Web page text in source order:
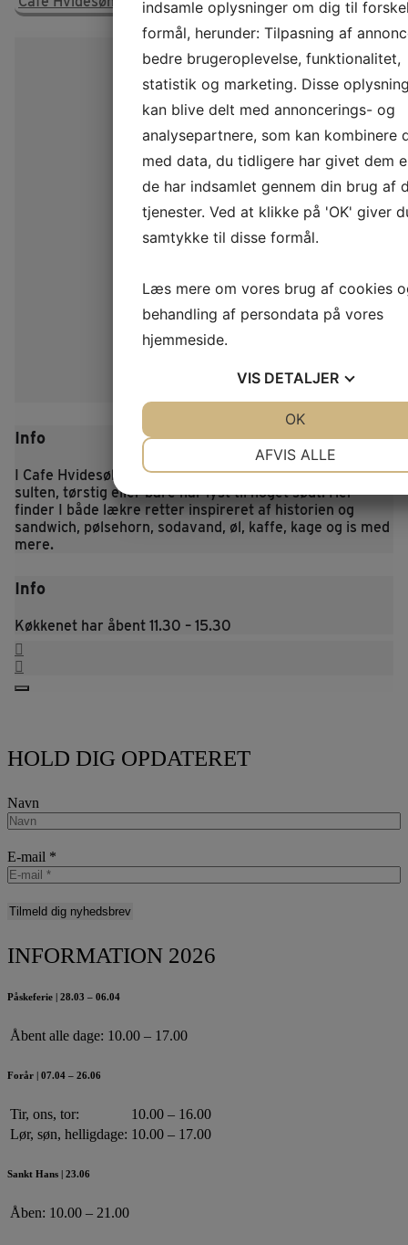
Info
I Cafe Hvidesøhus er der hjælp at hente uanset om du er
sulten, tørstig eller bare har lyst til noget sødt. Her
finder I både lækre retter inspireret af historien og
sandwich, pølsehorn, sodavand, øl, kaffe, kage og is med
mere.
Info
Køkkenet har åbent 11.30 – 15.30
HOLD DIG OPDATERET
Navn
E-mail *
INFORMATION 2026
Påskeferie | 28.03 – 06.04
Åbent alle dage: 10.00 – 17.00
Forår | 07.04 – 26.06
Tir, ons, tor:
10.00 – 16.00
Lør, søn, helligdage: 10.00 – 17.00
Sankt Hans | 23.06
Åben: 10.00 – 21.00
indsamle oplysninger om dig til
formål, herunder: Tilpasning af
bedre brugeroplevelse, funktionalitet,
statistik og marketing. Disse
kan blive delt med annoncerings- og
analysepartnere, som kan kombinere
med data, du tidligere har givet dem
de har indsamlet gennem din brug af
tjenester. Ved at klikke på 'OK' giver
samtykke til disse formål.
Læs mere om vores brug af cookies
behandling af persondata på vores
hjemmeside.
VIS DETALJER
MARKETING STATISTIK
AFVIS ALLE
OK